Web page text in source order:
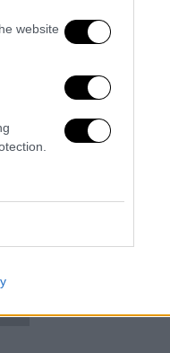
website